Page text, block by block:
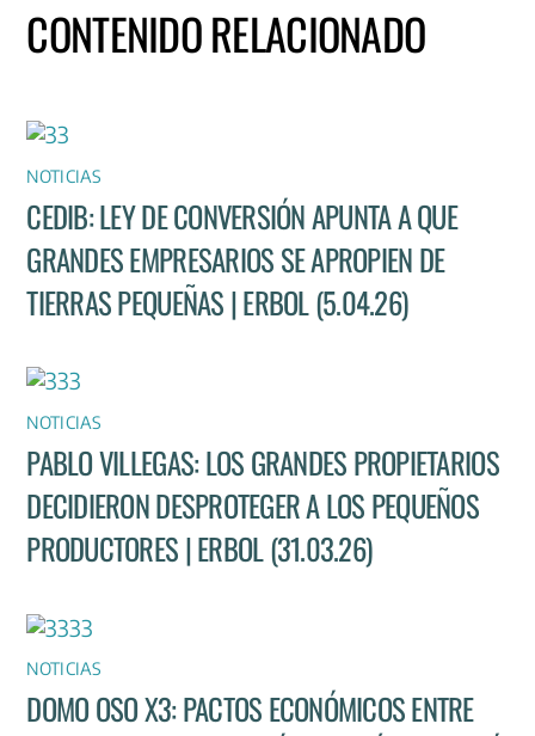
CONTENIDO RELACIONADO
NOTICIAS
CEDIB: LEY DE CONVERSIÓN APUNTA A QUE
GRANDES EMPRESARIOS SE APROPIEN DE
TIERRAS PEQUEÑAS | ERBOL (5.04.26)
NOTICIAS
PABLO VILLEGAS: LOS GRANDES PROPIETARIOS
DECIDIERON DESPROTEGER A LOS PEQUEÑOS
PRODUCTORES | ERBOL (31.03.26)
NOTICIAS
DOMO OSO X3: PACTOS ECONÓMICOS ENTRE